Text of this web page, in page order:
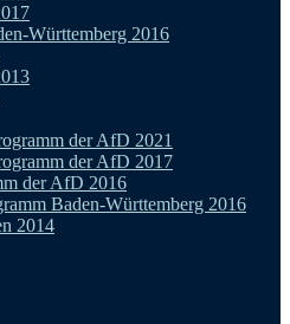
Württemberg 2016
der AfD 2021
der AfD 2017
der AfD 2016
Baden-Württemberg 2016
2014